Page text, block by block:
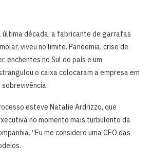
última década, a fabricante de garrafas
viveu no limite. Pandemia, crise de
enchentes no Sul do país e um
o caixa colocaram a empresa em
esteve Natalie Ardrizzo, que
no momento mais turbulento da
“Eu me considero uma CEO das